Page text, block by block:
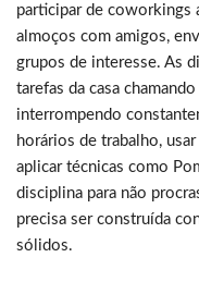
participar de coworkings
almoços com amigos,
grupos de interesse. As
tarefas da casa
interrompendo
horários de trabalho,
aplicar técnicas como
disciplina para não
precisa ser construída
sólidos.